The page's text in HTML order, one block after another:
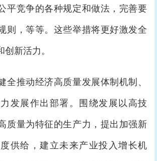
平竞争的各种规定和做法，完善要
则，等等。这些举措将更好激发全
新活力。
推动经济高质量发展体制机制、
发展作出部署。围绕发展以高技
质量为特征的生产力，提出加强新
供给，建立未来产业投入增长机